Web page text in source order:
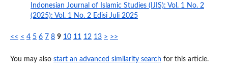
Indonesian Journal of Islamic Studies (IJIS): Vol. 1 No. 2
(2025): Vol. 1 No. 2 Edisi Juli 2025
<< < 4 5 6 7 8 9 10 11 12 13 > >>
You may also start an advanced similarity search for this article.